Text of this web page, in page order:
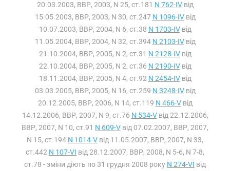
20.03.2003, ВВР, 2003, N 25, ст.181 N 762-IVвід
15.05.2003, ВВР, 2003, N 30, ст.247 N 1096-IVвід
10.07.2003, ВВР, 2004, N 6, ст.38 N 1703-IVвід
11.05.2004, ВВР, 2004, N 32, ст.394 N 2103-IVвід
21.10.2004, ВВР, 2005, N 2, ст.31 N 2128-IVвід
22.10.2004, ВВР, 2005, N 2, ст.36 N 2190-IVвід
18.11.2004, ВВР, 2005, N 4, ст.92 N 2454-IVвід
03.03.2005, ВВР, 2005, N 16, ст.259 N 3248-IVвід
20.12.2005, ВВР, 2006, N 14, ст.119 N 466-Vвід
14.12.2006, ВВР, 2007, N 9, ст.76 N 534-Vвід 22.12.2006,
ВВР, 2007, N 10, ст.91 N 609-V від 07.02.2007, ВВР, 2007,
N 15, ст.194 N 1014-V від 11.05.2007, ВВР, 2007, N 33,
ст.442 N 107-VI від 28.12.2007, ВВР, 2008, N 5-6, N 7-8,
ст.78 - зміни діють по 31 грудня 2008 року N 274-VI від